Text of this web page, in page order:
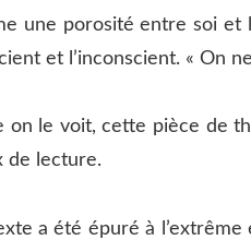
une porosité entre soi et
et l’inconscient. « On
on le voit, cette pièce de
de lecture.
a été épuré à